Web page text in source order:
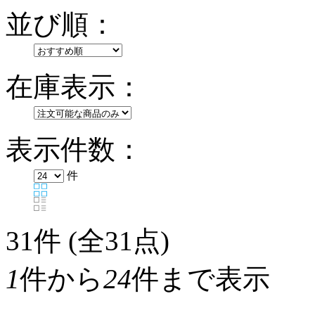
並び順：
在庫表示：
表示件数：
件
31件 (全31点)
1件から24件まで表示